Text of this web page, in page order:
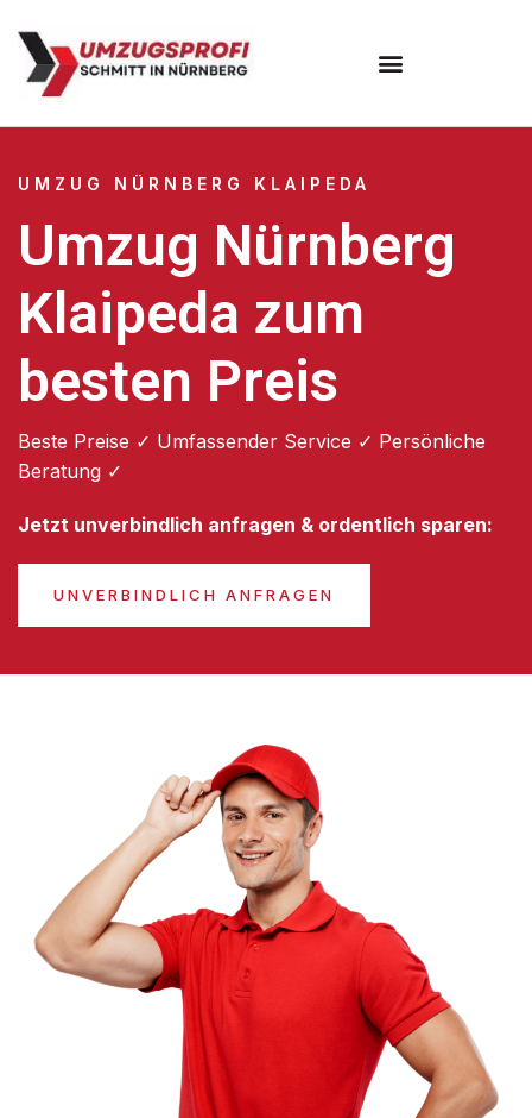
UMZUG NÜRNBERG KLAIPEDA
Umzug Nürnberg
Klaipeda zum
besten Preis
Beste Preise ✓ Umfassender Service ✓ Persönliche
Beratung ✓
Jetzt unverbindlich anfragen & ordentlich sparen:
UNVERBINDLICH ANFRAGEN